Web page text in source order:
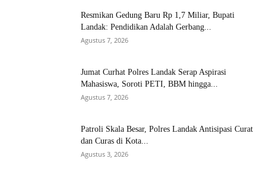
Resmikan Gedung Baru Rp 1,7 Miliar, Bupati
Landak: Pendidikan Adalah Gerbang...
Agustus 7, 2026
Jumat Curhat Polres Landak Serap Aspirasi
Mahasiswa, Soroti PETI, BBM hingga...
Agustus 7, 2026
Patroli Skala Besar, Polres Landak Antisipasi Curat
dan Curas di Kota...
Agustus 3, 2026